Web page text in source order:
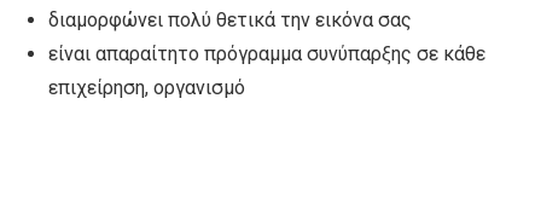
διαμορφώνει πολύ θετικά την εικόνα σας
είναι απαραίτητο πρόγραμμα συνύπαρξης σε κάθε
επιχείρηση, οργανισμό